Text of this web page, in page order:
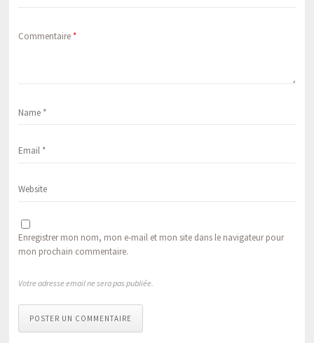
Commentaire*
Enregistrer mon nom, mon e-mail et mon site dans le navigateur pour
mon prochain commentaire.
Votre adresse email ne sera pas publiée.
POSTER UN COMMENTAIRE